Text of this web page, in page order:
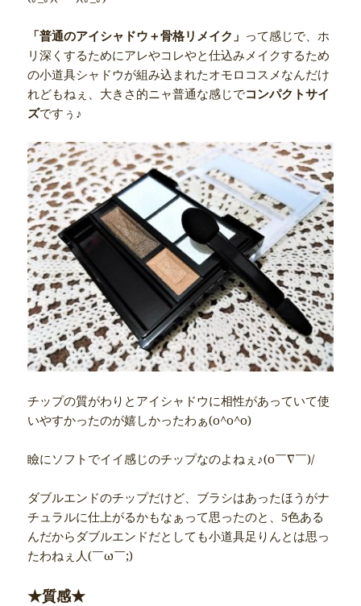
「普通のアイシャドウ＋骨格リメイク」 って感じで、ホ
リ深くするためにアレやコレやと仕込みメイクするため
の小道具シャドウが組み込まれたオモロコスメなんだけ
れどもねぇ、大きさ的ニャ普通な感じでコンパクトサイ
ズですぅ♪
チップの質がわりとアイシャドウに相性があっていて使
いやすかったのが嬉しかったわぁ(o^o^o)
瞼にソフトでイイ感じのチップなのよねぇ♪(o￣∇￣)/
ダブルエンドのチップだけど、ブラシはあったほうがナ
チュラルに仕上がるかもなぁって思ったのと、5色ある
んだからダブルエンドだとしても小道具足りんとは思っ
たわねぇ人(￣ω￣;)
★質感★